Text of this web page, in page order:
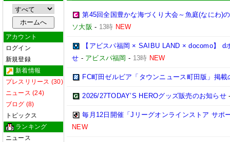
アカウント
ログイン
新規登録
新着情報
プレスリリース (30)
ニュース (24)
ブログ (8)
トピックス
ランキング
ニュース
第45回全国豊かな海づくり大会～魚庭(なにわ)
ソ大阪 - 13時 NEW
【アビスパ福岡 × SAIBU LAND × docomo】
せ - アビスパ福岡 - 13時 NEW
FC町田ゼルビア「タウンニュース町田版」掲載
2026/27TODAY’S HEROグッズ販売のお知らせ
毎月12日開催「Jリーグオンラインストア サポ
NEW